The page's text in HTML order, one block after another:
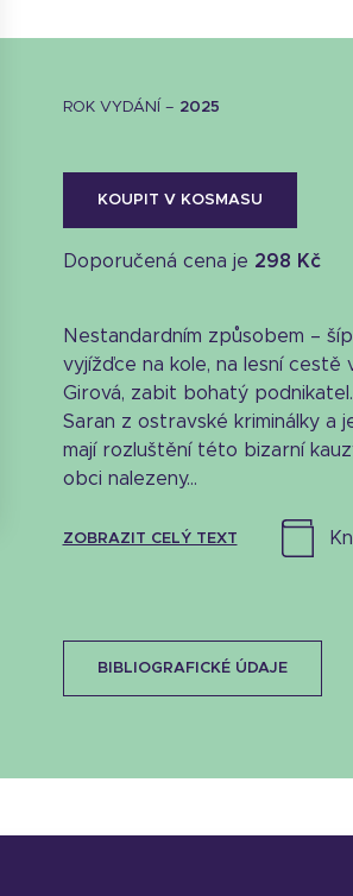
Stáhnout obálku
14.03 KB
ROK VYDÁNÍ – 2025
KOUPIT V KOSMASU
Doporučená cena je 298 Kč
Nestandardním způsobem –
vyjížďce na kole, na lesní
Girová, zabit bohatý
Saran z ostravské kriminálky a
mají rozluštění této bizarní
obci nalezeny...
ZOBRAZIT CELÝ TEXT
BIBLIOGRAFICKÉ ÚDAJE